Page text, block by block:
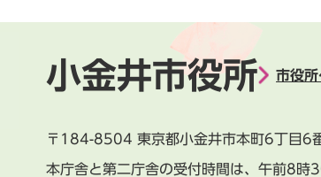
小金井市役所 市役所
〒184-8504 東京都小金井市本町6丁目6
本庁舎と第二庁舎の受付時間は、 午前8時